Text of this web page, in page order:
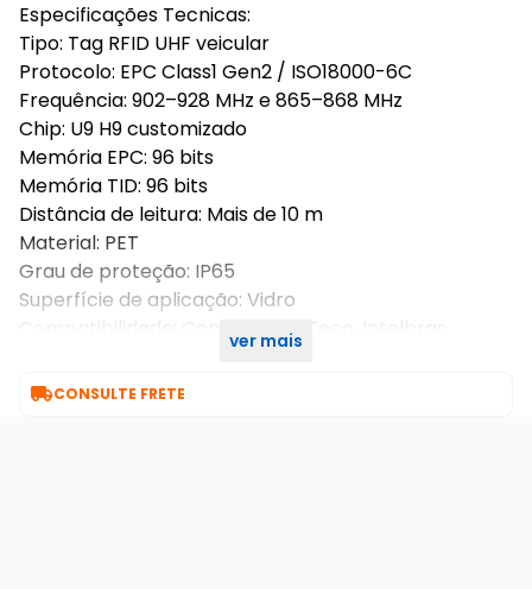
Especificações Tecnicas:
Tipo: Tag RFID UHF veicular
Protocolo: EPC Class1 Gen2 / ISO18000-6C
Frequência: 902–928 MHz e 865–868 MHz
Chip: U9 H9 customizado
Memória EPC: 96 bits
Memória TID: 96 bits
Distância de leitura: Mais de 10 m
Material: PET
Grau de proteção: IP65
Superfície de aplicação: Vidro
Compatibilidade: Control iD, ZKTeco, Intelbras
ver mais
CONSULTE FRETE